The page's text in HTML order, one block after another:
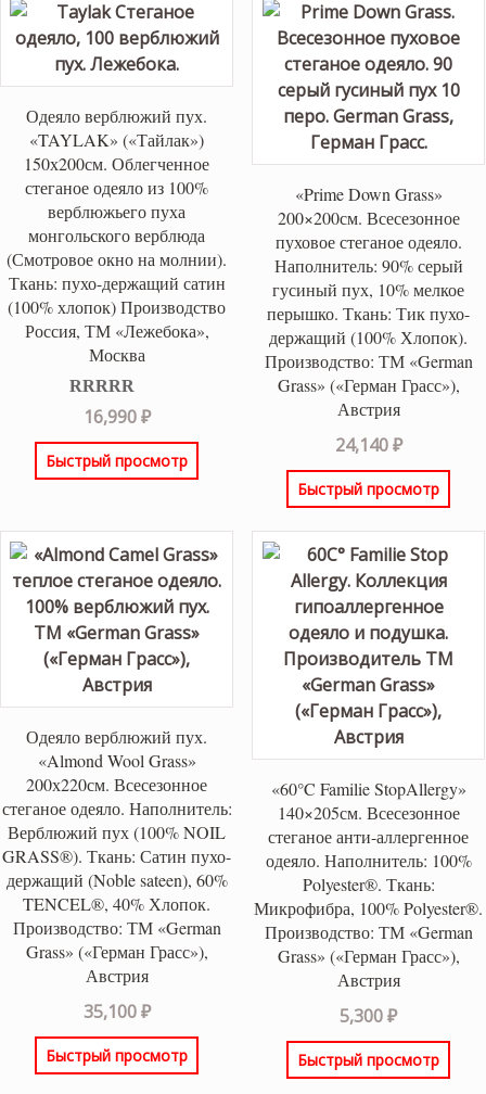
Одеяло верблюжий пух.
«TAYLAK» («Тайлак»)
150х200см. Облегченное
стеганое одеяло из 100%
верблюжьего пуха
монгольского верблюда
(Смотровое окно на молнии).
Ткань: пухо-держащий сатин
(100% хлопок) Производство
Россия, ТМ «Лежебока»,
Москва
Оценка5.00
из 5
16,990₽
Быстрый просмотр
«Prime Down Grass»
200×200см. Всесезонное
пуховое стеганое одеяло.
Наполнитель: 90% серый
гусиный пух, 10% мелкое
перышко. Ткань: Тик пухо-
держащий (100% Хлопок).
Производство: ТМ «German
Grass» («Герман Грасс»),
Австрия
24,140₽
Быстрый просмотр
Одеяло верблюжий пух.
«Almond Wool Grass»
200х220см. Всесезонное
стеганое одеяло. Наполнитель:
Верблюжий пух (100% NOIL
GRASS®). Ткань: Сатин пухо-
держащий (Noble sateen), 60%
TENCEL®, 40% Хлопок.
Производство: ТМ «German
Grass» («Герман Грасс»),
Австрия
35,100₽
Быстрый просмотр
«60°C Familie StopAllergy»
140×205см. Всесезонное
стеганое анти-аллергенное
одеяло. Наполнитель: 100%
Polyester®. Ткань:
Микрофибра, 100% Polyester®.
Производство: ТМ «German
Grass» («Герман Грасс»),
Австрия
5,300₽
Быстрый просмотр